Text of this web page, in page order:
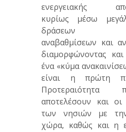
ενεργειακής
κυρίως μέσω
δράσεων
αναβαθμίσεων και
διαμορφώνοντας
ένα «κύμα
είναι η πρώτη
αποτελέσουν και οι
των νησιών με
χώρα, καθώς και η